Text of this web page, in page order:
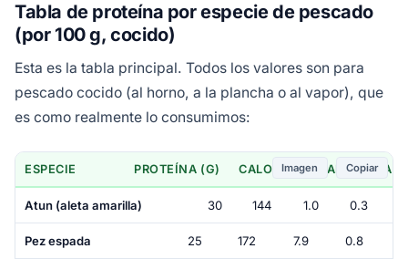
Tabla de proteína por especie de pescado
(por 100 g, cocido)
Esta es la tabla principal. Todos los valores son para
pescado cocido (al horno, a la plancha o al vapor), que
es como realmente lo consumimos:
ESPECIE PROTEÍNA (G) CALORÍAS (KCAL)
Atun (aleta amarilla) 30 144 1.0 0.3
Pez espada 25 172 7.9 0.8
Copiar
Imagen